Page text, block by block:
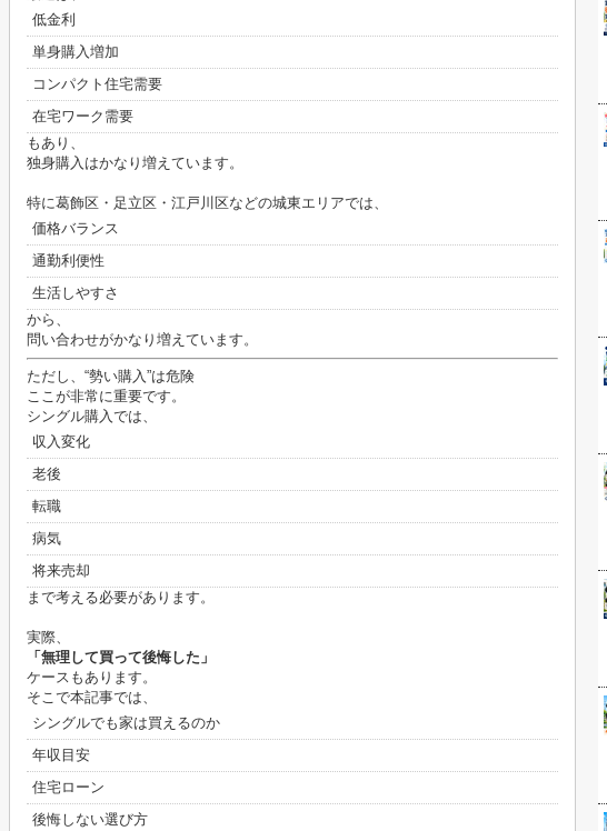
低金利
単身購入増加
コンパクト住宅需要
在宅ワーク需要
もあり、
独身購入はかなり増えています。
特に葛飾区・足立区・江戸川区などの城東エリアでは、
価格バランス
通勤利便性
生活しやすさ
から、
問い合わせがかなり増えています。
ただし、“勢い購入”は危険
ここが非常に重要です。
シングル購入では、
収入変化
老後
転職
病気
将来売却
まで考える必要があります。
実際、
「無理して買って後悔した」
ケースもあります。
そこで本記事では、
シングルでも家は買えるのか
年収目安
住宅ローン
後悔しない選び方